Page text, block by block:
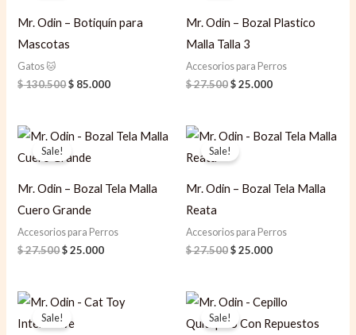
Mr. Odin – Botiquín para
Mascotas
Gatos 🐱
$130.500$ 85.000
Mr. Odin – Bozal Plastico
Malla Talla 3
Accesorios para Perros
$27.500$25.000
Sale!
Mr. Odin – Bozal Tela Malla
Cuero Grande
Accesorios para Perros
$27.500
Original
price
was:
$25.000
Current
price
Sale!
Mr. Odin – Bozal Tela Malla
Reata
Accesorios para Perros
$27.500
Original
price
was:
$25.000
Current
price
Sale!
Original
price
was:
Current
price
Sale!
Original
price
was:
Current
price
is: